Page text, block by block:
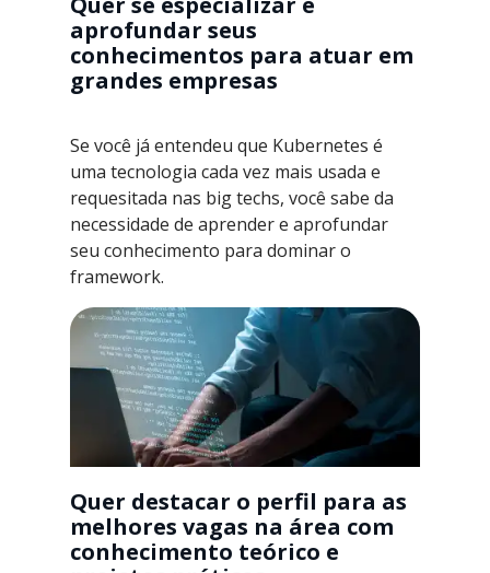
aprofundar seus
conhecimentos para atuar em
grandes empresas
Se você já entendeu que Kubernetes é
uma tecnologia cada vez mais usada e
requesitada nas big techs, você sabe da
necessidade de aprender e aprofundar
seu conhecimento para dominar o
framework.
Quer destacar o perfil para as
melhores vagas na área com
conhecimento teórico e